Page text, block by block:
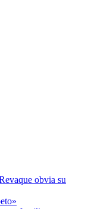
obvia su